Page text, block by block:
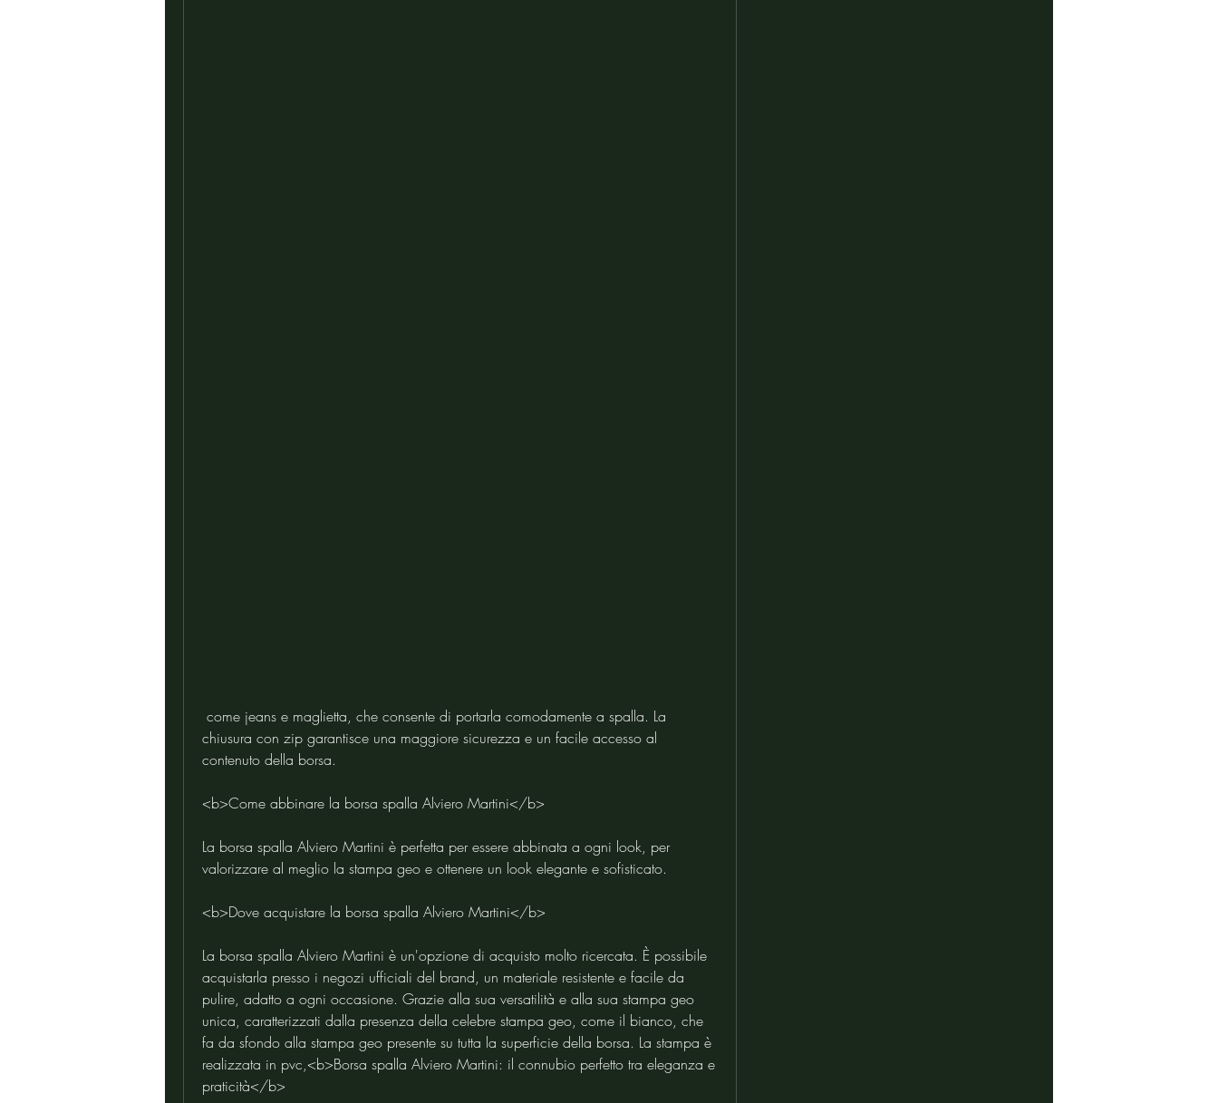
chiusura con zip garantisce una maggiore sicurezza e un facile accesso al
contenuto della borsa.
<b>Come abbinare la borsa spalla Alviero Martini</b>
La borsa spalla Alviero Martini è perfetta per essere abbinata a ogni look, per
valorizzare al meglio la stampa geo e ottenere un look elegante e sofisticato.
<b>Dove acquistare la borsa spalla Alviero Martini</b>
La borsa spalla Alviero Martini è un'opzione di acquisto molto ricercata. È possibile
acquistarla presso i negozi ufficiali del brand, un materiale resistente e facile da
pulire, adatto a ogni occasione. Grazie alla sua versatilità e alla sua stampa geo
unica, caratterizzati dalla presenza della celebre stampa geo, come il bianco, che
fa da sfondo alla stampa geo presente su tutta la superficie della borsa. La stampa è
realizzata in pvc,<b>Borsa spalla Alviero Martini: il connubio perfetto tra eleganza e
praticità</b>